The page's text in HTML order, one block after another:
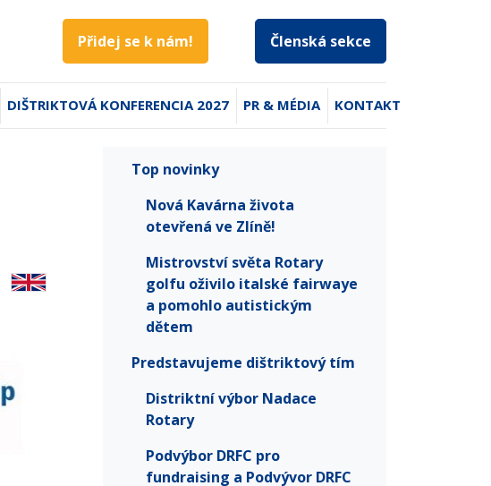
Přidej se k nám! Členská sekce
DIŠTRIKTOVÁ KONFERENCIA 2027 PR & MÉDIA KONTAKT
Top novinky
Nová Kavárna života
otevřená ve Zlíně!
Mistrovství světa Rotary
golfu oživilo italské fairwaye
a pomohlo autistickým
dětem
Predstavujeme dištriktový tím
Distriktní výbor Nadace
Rotary
Podvýbor DRFC pro
fundraising a Podvývor DRFC